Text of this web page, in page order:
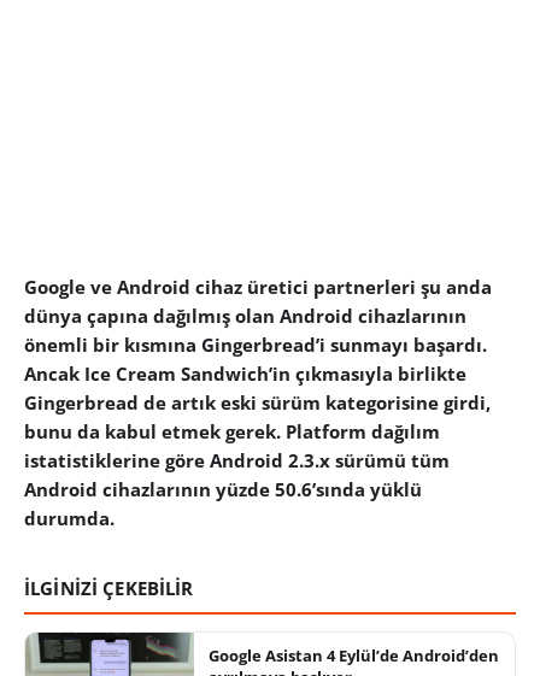
Google ve Android cihaz üretici partnerleri şu anda
dünya çapına dağılmış olan Android cihazlarının
önemli bir kısmına Gingerbread’i sunmayı başardı.
Ancak Ice Cream Sandwich’in çıkmasıyla birlikte
Gingerbread de artık eski sürüm kategorisine girdi,
bunu da kabul etmek gerek. Platform dağılım
istatistiklerine göre Android 2.3.x sürümü tüm
Android cihazlarının yüzde 50.6’sında yüklü
durumda.
İLGİNİZİ ÇEKEBİLİR
Google Asistan 4 Eylül’de Android’den